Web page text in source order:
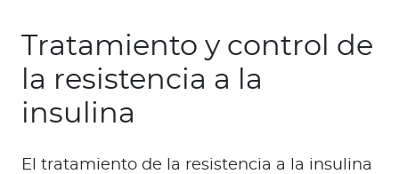
Tratamiento y control de
la resistencia a la
insulina
El tratamiento de la resistencia a la insulina